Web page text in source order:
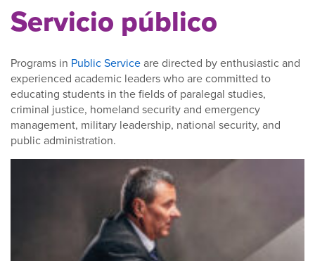
Servicio público
Programs in Public Serviceare directed by enthusiastic and
experienced academic leaders who are committed to
educating students in the fields of paralegal studies,
criminal justice, homeland security and emergency
management, military leadership, national security, and
public administration.